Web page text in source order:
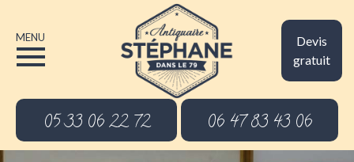
Devis
gratuit
MENU
05 33 06 22 72 06 47 83 43 06